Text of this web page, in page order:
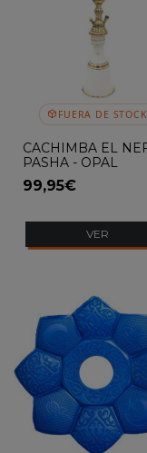
FUERA DE STOCK
CACHIMBA EL
PASHA - OPAL
99,95€
VER